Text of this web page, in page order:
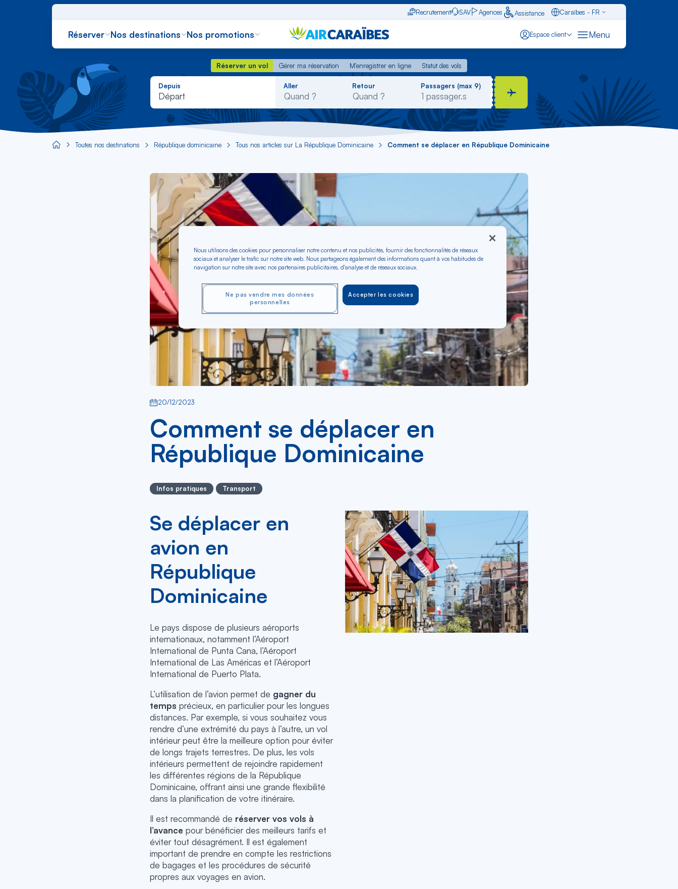
Recrutement SAV Agences Assistance
Caraïbes - FR
Réserver Nos destinations Nos promotions Espace client Menu
Réserver un vol Gérer ma réservation M'enregistrer en ligne
Statut des vols
Réserver un vol
Gérer ma réservation M'enregistrer en ligne Statut des vols
Depuis
Départ
Rechercher
dans
liste
Aller Retour Passagers (max 9)
Aircaraibes.comToutes nos destinations République dominicaine Tous nos articles sur La République Dominicaine Comment se déplacer en République Dominicaine
Image
principale
20/12/2023
Comment se déplacer en
République Dominicaine
Infos pratiques Transport
Se déplacer en
avion en
République
Dominicaine
Le pays dispose de plusieurs aéroports
internationaux, notamment l’Aéroport
International de Punta Cana, l’Aéroport
International de Las Américas et l’Aéroport
International de Puerto Plata.
L’utilisation de l’avion permet de gagner du
temps précieux, en particulier pour les longues
distances. Par exemple, si vous souhaitez vous
rendre d’une extrémité du pays à l’autre, un vol
intérieur peut être la meilleure option pour éviter
de longs trajets terrestres. De plus, les vols
intérieurs permettent de rejoindre rapidement
les différentes régions de la République
Dominicaine, offrant ainsi une grande flexibilité
dans la planification de votre itinéraire.
Il est recommandé de réserver vos vols à
l’avance pour bénéficier des meilleurs tarifs et
éviter tout désagrément. Il est également
important de prendre en compte les restrictions
de bagages et les procédures de sécurité
propres aux voyages en avion.
Nous utilisons des cookies pour personnaliser notre contenu et nos publicités, fournir des fonctionnalités de réseaux
sociaux et analyser le trafic sur notre site web. Nous partageons également des informations quant à vos habitudes de
navigation sur notre site avec nos partenaires publicitaires, d'analyse et de réseaux sociaux.
Accepter les cookies
Ne pas vendre mes données
personnelles